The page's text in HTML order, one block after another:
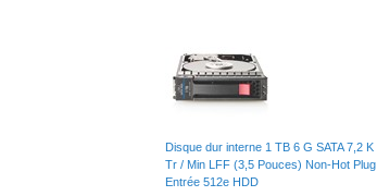
Disque dur interne 1 TB 6 G SATA 7,2 K
Tr / Min LFF (3,5 Pouces) Non-Hot Plug
Entrée 512e HDD